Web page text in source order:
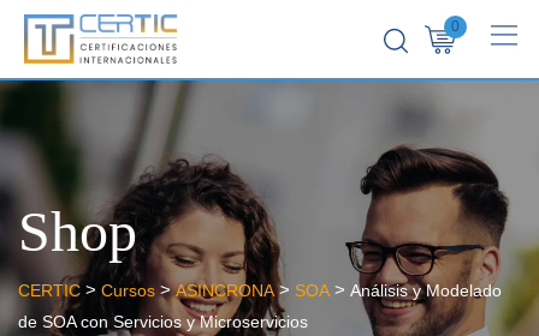
0
Shop
CERTIC > Cursos >ASINCRONA> SOA > Análisis y Modelado
de SOA con Servicios y Microservicios